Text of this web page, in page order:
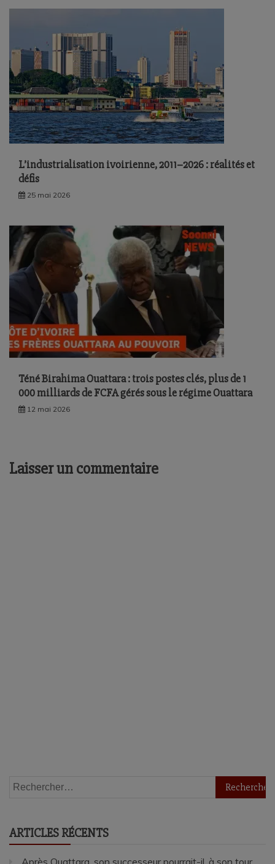
L’industrialisation ivoirienne, 2011–2026 : réalités et
défis
25 mai 2026
Téné Birahima Ouattara : trois postes clés, plus de 1
000 milliards de FCFA gérés sous le régime Ouattara
12 mai 2026
Laisser un commentaire
Rechercher :
ARTICLES RÉCENTS
Après Ouattara, son successeur pourrait-il, à son tour,